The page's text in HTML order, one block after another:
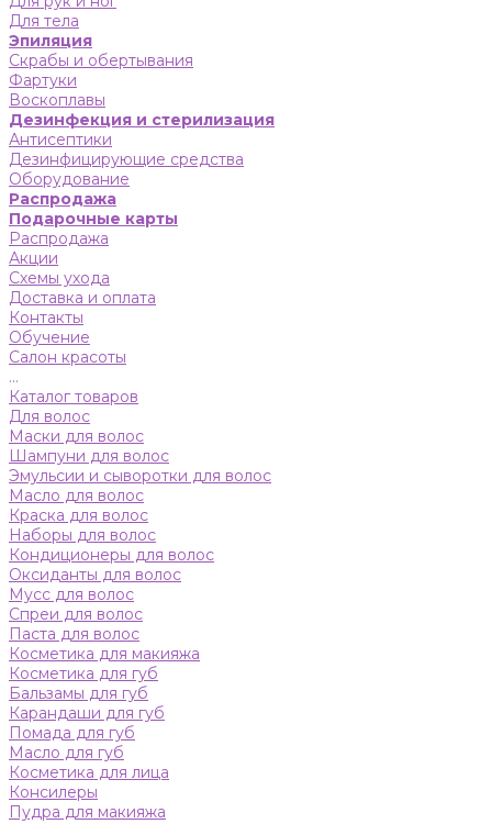
Для тела
Эпиляция
Скрабы и обертывания
Фартуки
Воскоплавы
Дезинфекция и стерилизация
Антисептики
Дезинфицирующие средства
Оборудование
Распродажа
Подарочные карты
Распродажа
Акции
Схемы ухода
Доставка и оплата
Контакты
Обучение
Салон красоты
...
Каталог товаров
Для волос
Маски для волос
Шампуни для волос
Эмульсии и сыворотки для волос
Масло для волос
Краска для волос
Наборы для волос
Кондиционеры для волос
Оксиданты для волос
Мусс для волос
Спреи для волос
Паста для волос
Косметика для макияжа
Косметика для губ
Бальзамы для губ
Карандаши для губ
Помада для губ
Масло для губ
Косметика для лица
Консилеры
Пудра для макияжа